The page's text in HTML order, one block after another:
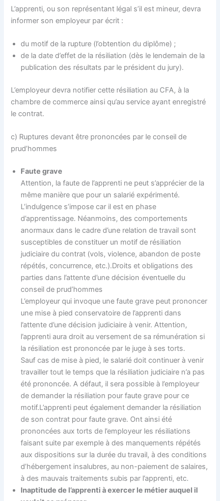
L’apprenti, ou son représentant légal s’il est mineur, devra
informer son employeur par écrit :
du motif de la rupture (l’obtention du diplôme) ;
de la date d’effet de la résiliation (dès le lendemain de la
publication des résultats par le président du jury).
L’employeur devra notifier cette résiliation au CFA, à la
chambre de commerce ainsi qu’au service ayant enregistré
le contrat.
c) Ruptures devant être prononcées par le conseil de
prud’hommes
Faute grave
Attention, la faute de l’apprenti ne peut s’apprécier de la
même manière que pour un salarié expérimenté.
L’indulgence s’impose car il est en phase
d’apprentissage. Néanmoins, des comportements
anormaux dans le cadre d’une relation de travail sont
susceptibles de constituer un motif de résiliation
judiciaire du contrat (vols, violence, abandon de poste
répétés, concurrence, etc.).Droits et obligations des
parties dans l’attente d’une décision éventuelle du
conseil de prud’hommes
L’employeur qui invoque une faute grave peut prononcer
une mise à pied conservatoire de l’apprenti dans
l’attente d’une décision judiciaire à venir. Attention,
l’apprenti aura droit au versement de sa rémunération si
la résiliation est prononcée par le juge à ses torts.
Sauf cas de mise à pied, le salarié doit continuer à venir
travailler tout le temps que la résiliation judiciaire n’a pas
été prononcée. A défaut, il sera possible à l’employeur
de demander la résiliation pour faute grave pour ce
motif.L’apprenti peut également demander la résiliation
de son contrat pour faute grave. Ont ainsi été
prononcées aux torts de l’employeur les résiliations
faisant suite par exemple à des manquements répétés
aux dispositions sur la durée du travail, à des conditions
d’hébergement insalubres, au non-paiement de salaires,
à des mauvais traitements subis par l’apprenti, etc.
Inaptitude de l’apprenti à exercer le métier auquel il